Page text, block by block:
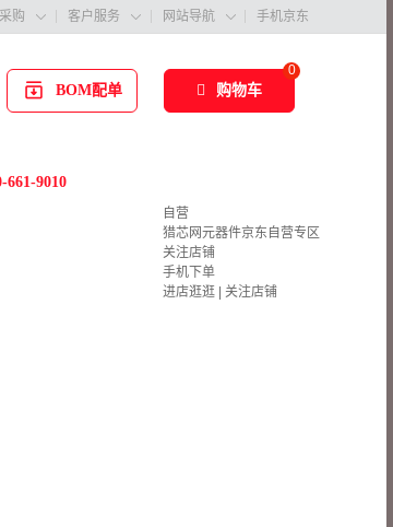
购  客户服务  网站导航  手机京东
BOM配单
0
购物车
661-9010
自营
猎芯网元器件京东自营专区
关注店铺
手机下单
进店逛逛
关注店铺